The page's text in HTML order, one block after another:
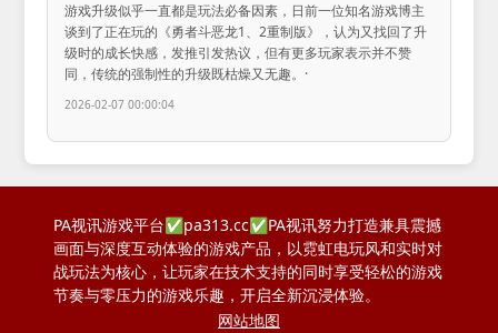
游戏升级似乎一直都是玩法必备因素，日前一位知名游戏博主
谈到了正在玩的《勇者斗恶龙1、2重制版》，认为又找回了升
级时的成长快感，发推引发热议，但有更多玩家表示并不赞
同，传统的强制性的升级既枯燥又无趣。·
2026-02-07 00:00:04
PA视讯游戏平台✅pa313.cc✅PA视讯努力打造兼具震撼
画面与深度互动体验的游戏产品，以霓虹电玩风和实时对
战玩法为核心，让玩家在技术支持的同时享受轻松的游戏
节奏与零压力的游戏乐趣，开启全新沉浸体验。
网站地图